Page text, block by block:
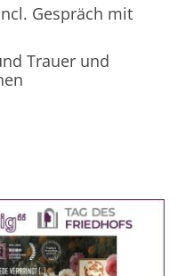
Gespräch mit
Trauer und